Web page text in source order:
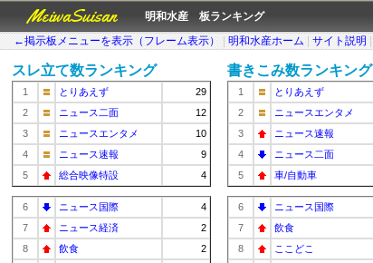
MeiwaSuisan
明和水産 板ランキング
←掲示板メニューを表示（フレーム表示）
明和水産ホーム サイト説明
スレ立て数ランキング
1 とりあえず
29
2
ニュース二面
12
3
ニュースエンタメ
10
4
ニュース速報
9
5
総合映像特設 4
6 ニュース国際
4
7
ニュース経済
2
8
飲食
2
書きこみ数ランキング
1 とりあえず
2
ニュースエンタメ
3
ニュース速報
4
ニュース二面
5
車/自動車
6 ニュース国際
7
飲食
8
ここどこ